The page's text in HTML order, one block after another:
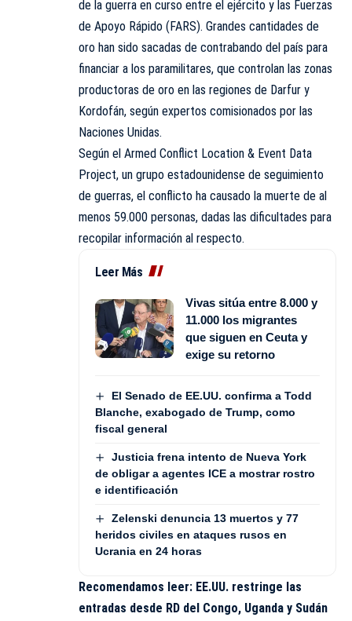
de la guerra en curso entre el ejército y las Fuerzas
de Apoyo Rápido (FARS). Grandes cantidades de
oro han sido sacadas de contrabando del país para
financiar a los paramilitares, que controlan las zonas
productoras de oro en las regiones de Darfur y
Kordofán, según expertos comisionados por las
Naciones Unidas.
Según el Armed Conflict Location & Event Data
Project, un grupo estadounidense de seguimiento
de guerras, el conflicto ha causado la muerte de al
menos 59.000 personas, dadas las dificultades para
recopilar información al respecto.
Leer Más
Vivas sitúa entre 8.000 y
11.000 los migrantes
que siguen en Ceuta y
exige su retorno
El Senado de EE.UU. confirma a Todd
Blanche, exabogado de Trump, como
fiscal general
Justicia frena intento de Nueva York
de obligar a agentes ICE a mostrar rostro
e identificación
Zelenski denuncia 13 muertos y 77
heridos civiles en ataques rusos en
Ucrania en 24 horas
Recomendamos leer: EE.UU. restringe las
entradas desde RD del Congo, Uganda y Sudán